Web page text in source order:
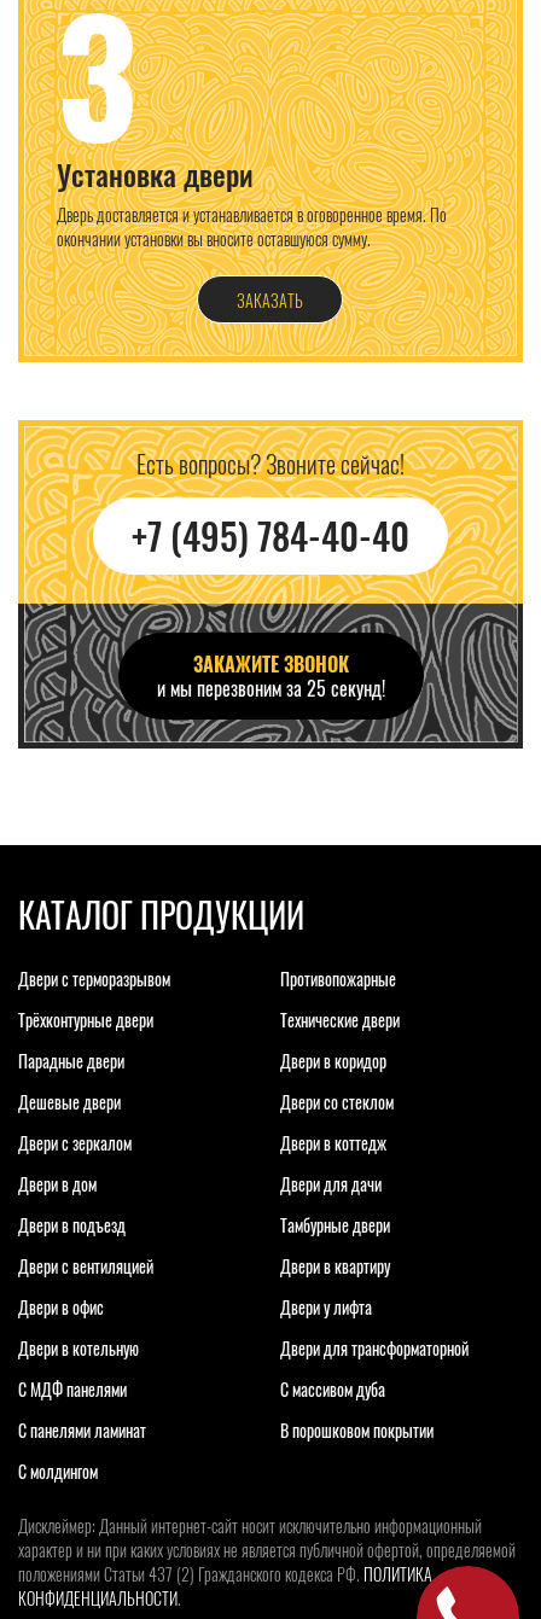
3
Установка двери
Дверь доставляется и устанавливается в оговоренное время. По
окончании установки вы вносите оставшуюся сумму.
ЗАКАЗАТЬ
Есть вопросы? Звоните сейчас!
+7 (495) 784-40-40
ЗАКАЖИТЕ ЗВОНОК
и мы перезвоним за 25 секунд!
КАТАЛОГ ПРОДУКЦИИ
Двери с терморазрывом
Противопожарные
Трёхконтурные двери
Технические двери
Парадные двери
Двери в коридор
Дешевые двери
Двери со стеклом
Двери с зеркалом
Двери в коттедж
Двери в дом
Двери для дачи
Двери в подъезд
Тамбурные двери
Двери с вентиляцией
Двери в квартиру
Двери в офис
Двери у лифта
Двери в котельную
Двери для трансформаторной
С МДФ панелями
С массивом дуба
С панелями ламинат
В порошковом покрытии
С молдингом
Дисклеймер: Данный интернет-сайт носит исключительно информационный
характер и ни при каких условиях не является публичной офертой, определяемой
положениями Статьи 437 (2) Гражданского кодекса РФ. ПОЛИТИКА
КОНФИДЕНЦИАЛЬНОСТИ.